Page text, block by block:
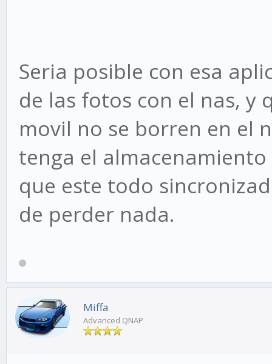
Seria posible con esa
de las fotos con el nas, y
movil no se borren en el
tenga el
que este todo
de perder nada.
Miffa
Advanced QNAP